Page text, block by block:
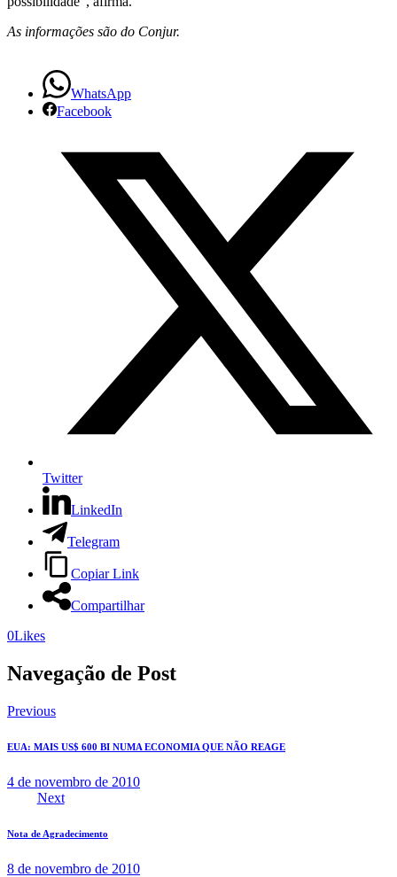
As informações são do Conjur.
WhatsApp
Facebook
Twitter
LinkedIn
Telegram
Copiar Link
Compartilhar
0Likes
Navegação de Post
Previous
EUA: MAIS US$ 600 BI NUMA ECONOMIA QUE NÃO REAGE
4 de novembro de 2010
Next
Nota de Agradecimento
8 de novembro de 2010